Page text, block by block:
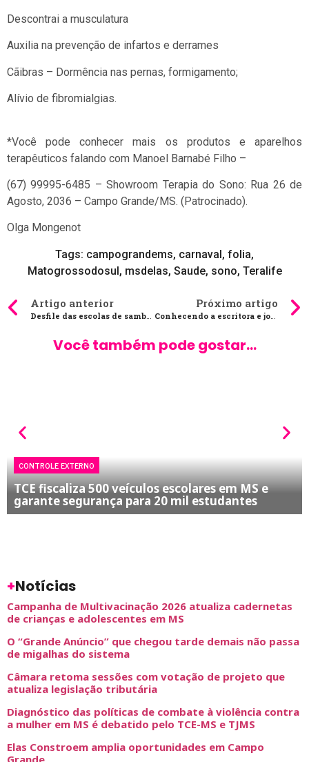
Descontrai a musculatura
Auxilia na prevenção de infartos e derrames
Cãibras – Dormência nas pernas, formigamento;
Alívio de fibromialgias.
*Você pode conhecer mais os produtos e aparelhos
terapêuticos falando com Manoel Barnabé Filho –
(67) 99995-6485 – Showroom Terapia do Sono: Rua 26 de
Agosto, 2036 – Campo Grande/MS. (Patrocinado).
Olga Mongenot
Tags: campograndems, carnaval, folia,
Matogrossodosul, msdelas, Saude, sono, Teralife
Artigo anterior
Desfile das escolas de samba de Campo Grande começa nesta segunda-feira
Próximo artigo
Conhecendo a escritora e jornalista Clarice Lispector
Você também pode gostar...
CONTROLE EXTERNO
TCE fiscaliza 500 veículos escolares em MS e
garante segurança para 20 mil estudantes
+Notícias
Campanha de Multivacinação 2026 atualiza cadernetas
de crianças e adolescentes em MS
O “Grande Anúncio” que chegou tarde demais não passa
de migalhas do sistema
Câmara retoma sessões com votação de projeto que
atualiza legislação tributária
Diagnóstico das políticas de combate à violência contra
a mulher em MS é debatido pelo TCE-MS e TJMS
Elas Constroem amplia oportunidades em Campo
Grande